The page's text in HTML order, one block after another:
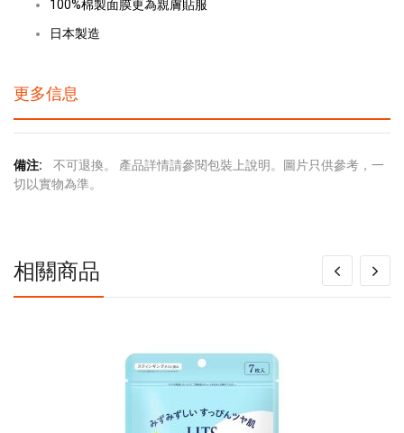
100%棉製面膜更為親膚貼服
日本製造
更多信息
更
多
不可退換。 產品詳情請參閱包裝上說明。圖片只供參考，一
切以實物為準。
相關商品